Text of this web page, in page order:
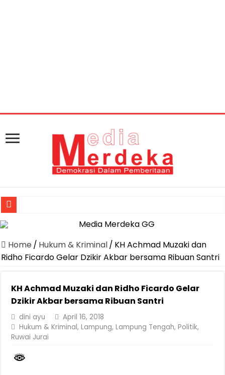
Jasa Raharja Serahkan Santunan kepada Ahli Waris Korban
Dirut Jasa Raharja Dampingi Wamenhub Tinjau Penanganan
Pastikan Pelayanan Maksimal, Direksi Jasa Raharja Tinjau Korban
Jasa Raharja Jamin Seluruh Korban Kebakaran KM Mutiara
Gelar Audiensi, Jasa Raharja dan Kementerian PANRB Perkuat
Berkontribusi terhadap Keselamatan dan Mobilitas Masyarakat,
Pemprov Lampung Dukung Penuh Lampung Financial Festival,
Pengesahan Raperda APBD 2025 Jadi Langkah Penguatan
Home / Hukum & Kriminal/ KH Achmad Muzaki dan
Ridho Ficardo Gelar Dzikir Akbar bersama Ribuan Santri
KH Achmad Muzaki dan Ridho Ficardo Gelar
Dzikir Akbar bersama Ribuan Santri
dini ayu
April 16, 2018
Hukum & Kriminal,Lampung,Lampung Tengah,Politik,
Ruwai Jurai